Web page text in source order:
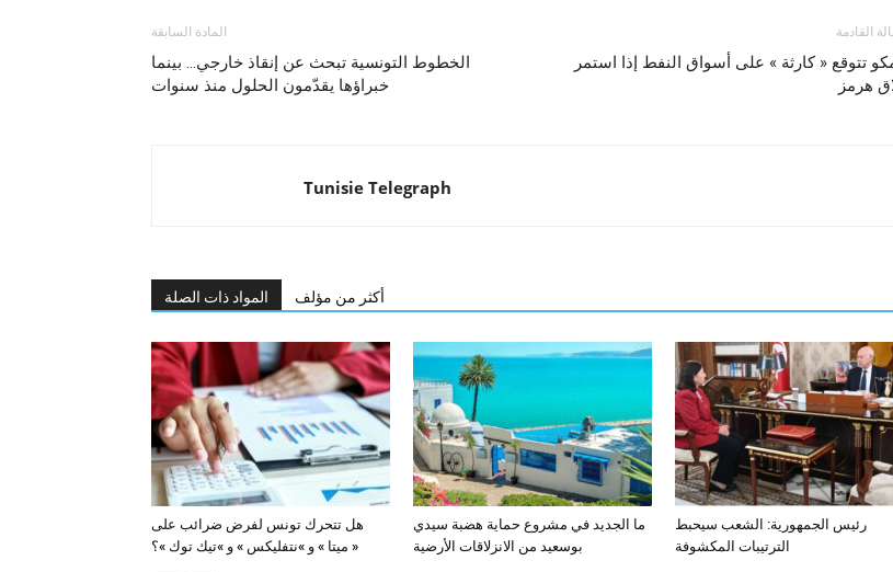
المادة السابقة
الخطوط التونسية تبحث عن إنقاذ خارجي… بينما
خبراؤها يقدّمون الحلول منذ سنوات
القادمة
تتوقع « كارثة » على أسواق النفط إذا استمر
هرمز
Tunisie Telegraph
المواد ذات الصلة أكثر من مؤلف
هل تتحرك تونس لفرض ضرائب على
« ميتا » و »نتفليكس » و »تيك توك »؟
ما الجديد في مشروع حماية هضبة سيدي
بوسعيد من الانزلاقات الأرضية
رئيس الجمهورية: الشعب سيحبط
الترتيبات المكشوفة